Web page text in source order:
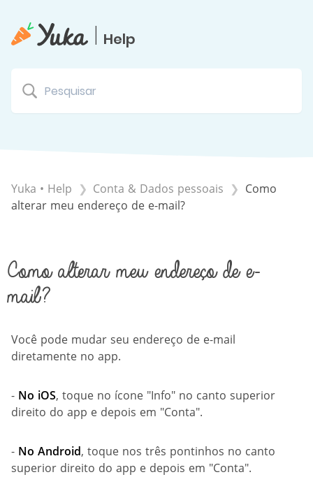
| Help
Yuka • Help ​Conta & Dados pessoais
Como
alterar meu endereço de e-mail?
Como alterar meu endereço de e-
mail?
Você pode mudar seu endereço de e-mail
diretamente no app.
- No iOS, toque no ícone "Info" no canto superior
direito do app e depois em "Conta".
- No Android, toque nos três pontinhos no canto
superior direito do app e depois em "Conta".